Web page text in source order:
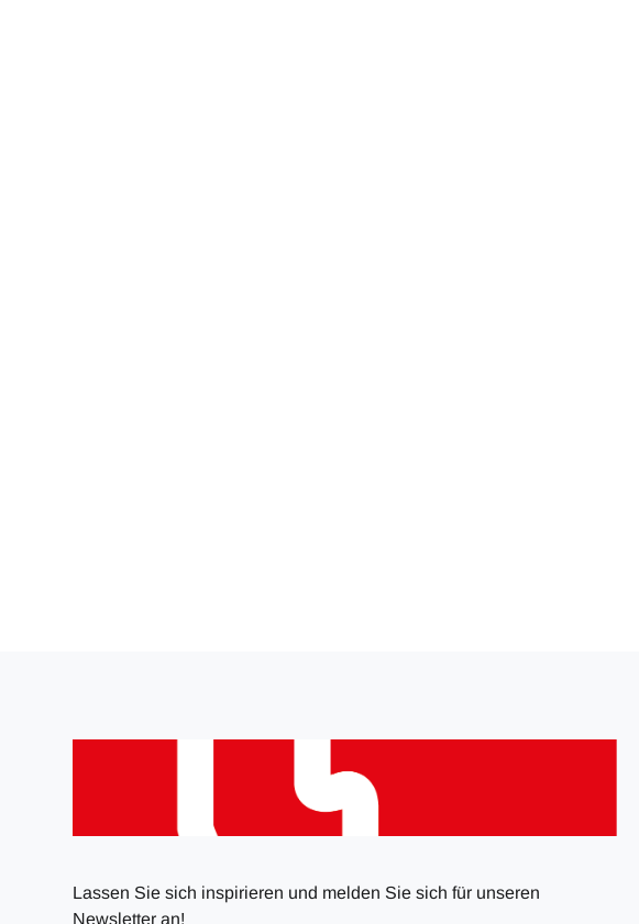
Lassen Sie sich inspirieren und melden Sie sich für unseren
Newsletter an!